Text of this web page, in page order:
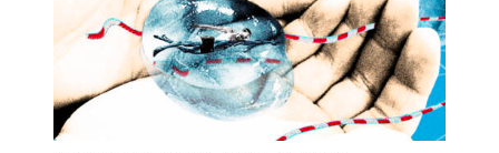
BILLETTERIE SPECTACLES BILLETTERIE CINÉMA